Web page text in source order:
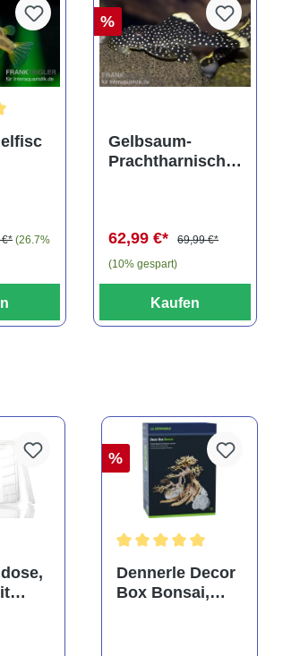
€* (26.7%
%
Gelbsaum-
Prachtharnischw
62,99 €*
69,99 €*
(10% gespart)
Kaufen
%
Dennerle Decor
Box Bonsai,